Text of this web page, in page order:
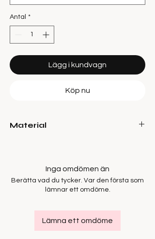
Antal *
Lägg i kundvagn
Köp nu
Material
Inga omdömen än
Berätta vad du tycker. Var den första som
lämnar ett omdöme.
Lämna ett omdöme